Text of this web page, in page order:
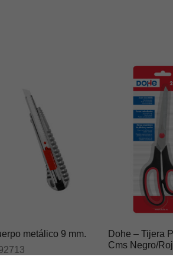
metálico 9 mm.
Dohe – Tijera
Cms Negro/